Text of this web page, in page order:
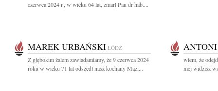
czerwca 2024 r., w wieku 64 lat, zmarł Pan dr hab....
MAREK URBAŃSKI ŁÓDŹ
Z głębokim żalem zawiadamiamy, że 9 czerwca 2024
roku w wieku 71 lat odszedł nasz kochany Mąż,...
wiem, że
mej widzisz